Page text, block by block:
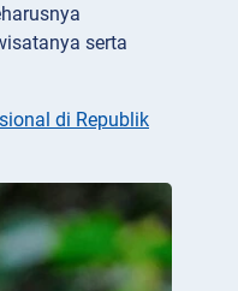
serta
di Republik